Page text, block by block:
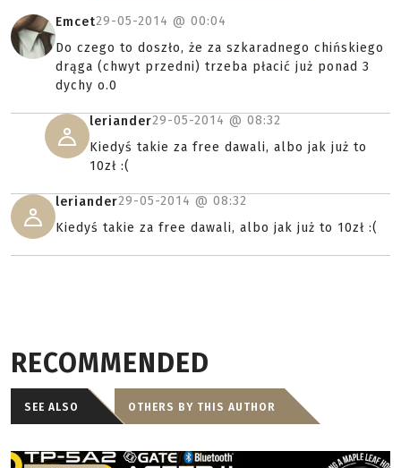
Emcet29-05-2014 @ 00:04
Do czego to doszło, że za szkaradnego chińskiego
drąga (chwyt przedni) trzeba płacić już ponad 3
dychy o.0
leriander29-05-2014 @ 08:32
Kiedyś takie za free dawali, albo jak już to
10zł :(
leriander29-05-2014 @ 08:32
Kiedyś takie za free dawali, albo jak już to 10zł :(
RECOMMENDED
SEE ALSO OTHERS BY THIS AUTHOR